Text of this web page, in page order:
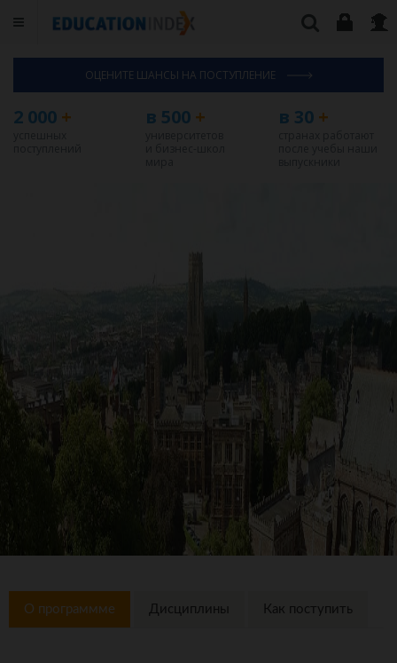
ОЦЕНИТЕ ШАНСЫ НА ПОСТУПЛЕНИЕ
2 000 + в 500 + в 30+
О программме Дисциплины Как поступить